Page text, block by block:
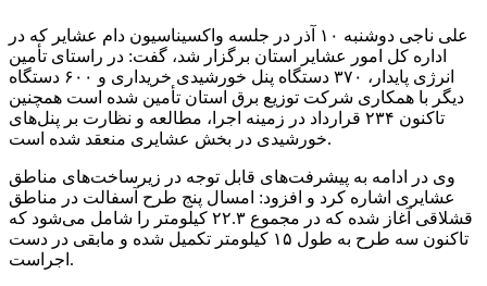
علی ناجی دوشنبه ۱۰ آذر در جلسه واکسیناسیون دام عشایر که در
اداره کل امور عشایر استان برگزار شد، گفت: در راستای تأمین
انرژی پایدار، ۳۷۰ دستگاه پنل خورشیدی خریداری و ۶۰۰ دستگاه
دیگر با همکاری شرکت توزیع برق استان تأمین شده است همچنین
تاکنون ۲۳۴ قرارداد در زمینه اجرا، مطالعه و نظارت بر پنل‌های
خورشیدی در بخش عشایری منعقد شده است.
وی در ادامه به پیشرفت‌های قابل توجه در زیرساخت‌های مناطق
عشایری اشاره کرد و افزود: امسال پنج طرح آسفالت در مناطق
قشلاقی آغاز شده که در مجموع ۲۲.۳ کیلومتر را شامل می‌شود که
تاکنون سه طرح به طول ۱۵ کیلومتر تکمیل شده و مابقی در دست
اجراست.